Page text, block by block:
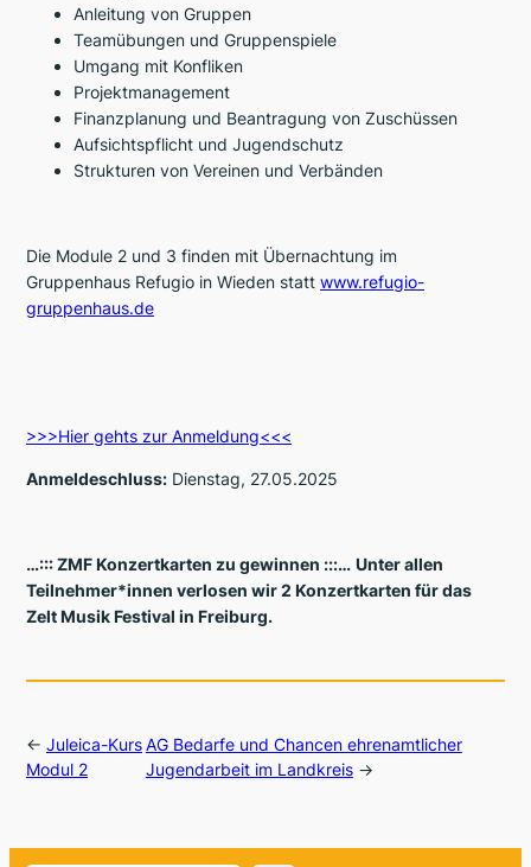
Anleitung von Gruppen
Teamübungen und Gruppenspiele
Umgang mit Konfliken
Projektmanagement
Finanzplanung und Beantragung von Zuschüssen
Aufsichtspflicht und Jugendschutz
Strukturen von Vereinen und Verbänden
Die Module 2 und 3 finden mit Übernachtung im
Gruppenhaus Refugio in Wieden statt www.refugio-
gruppenhaus.de
>>>Hier gehts zur Anmeldung<<<
Anmeldeschluss: Dienstag, 27.05.2025
…::: ZMF Konzertkarten zu gewinnen :::… Unter allen
Teilnehmer*innen verlosen wir 2 Konzertkarten für das
Zelt Musik Festival in Freiburg.
← Juleica-Kurs
Modul 2
AG Bedarfe und Chancen ehrenamtlicher
Jugendarbeit im Landkreis→